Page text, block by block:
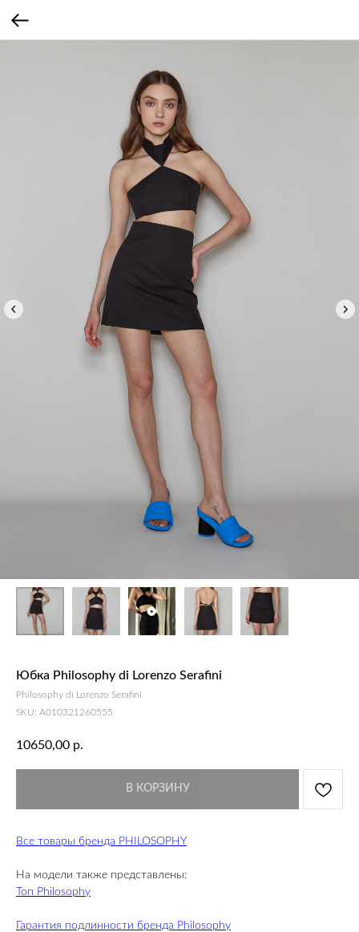
Юбка Philosophy di Lorenzo Serafini
Philosophy di Lorenzo Serafini
SKU: A010321260555
10650,00 р.
В КОРЗИНУ
Все товары бренда PHILOSOPHY
На модели также представлены:
Топ Philosophy
Гарантия подлинности бренда Philosophy